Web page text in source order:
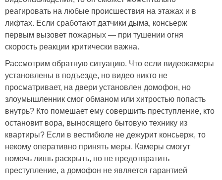
реагировать на любые происшествия на этажах и в
лифтах. Если сработают датчики дыма, консьерж
первым вызовет пожарных — при тушении огня
скорость реакции критически важна.
Рассмотрим обратную ситуацию. Что если видеокамеры
установлены в подъезде, но видео никто не
просматривает, на двери установлен домофон, но
злоумышленник смог обманом или хитростью попасть
внутрь? Кто помешает ему совершить преступление, кто
остановит вора, выносящего бытовую технику из
квартиры? Если в вестибюле не дежурит консьерж, то
некому оперативно принять меры. Камеры смогут
помочь лишь раскрыть, но не предотвратить
преступление, а домофон не является гарантией